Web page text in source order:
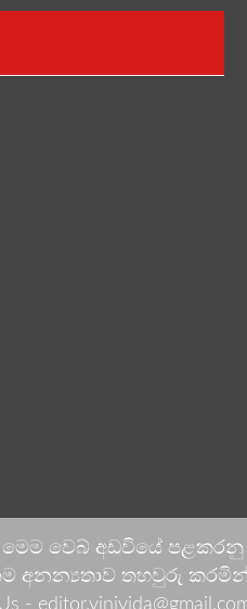
මෙම වෙබ් අඩවියේ
අනන්‍යතාව තහවුරු කරමින්
-